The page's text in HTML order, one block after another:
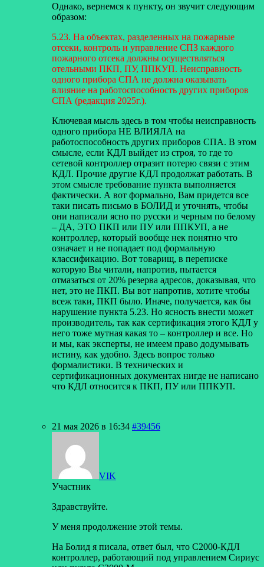
Однако, вернемся к пункту, он звучит следующим
образом:
5.23. На объектах, разделенных на пожарные
отсеки, контроль и управление СПЗ каждого
пожарного отсека должны осуществляться
отельными ПКП, ПУ, ППКУП. Неисправность
одного прибора СПА не должна оказывать
влияние на работоспособность других приборов
СПА (редакция 2025г.).
Ключевая мысль здесь в том чтобы неисправность
одного прибора НЕ ВЛИЯЛА на
работоспособность других приборов СПА. В этом
смысле, если КДЛ выйдет из строя, то где то
сетевой контроллер отразит потерю связи с этим
КДЛ. Прочие другие КДЛ продолжат работать. В
этом смысле требование пункта выполняется
фактически. А вот формально, Вам придется все
таки писать письмо в БОЛИД и уточнять, чтобы
они написали ясно по русски и черным по белому
– ДА, ЭТО ПКП или ПУ или ППКУП, а не
контроллер, который вообще нек понятно что
означает и не попадает под формальную
классификацию. Вот товарищ, в переписке
которую Вы читали, напротив, пытается
отмазаться от 20% резерва адресов, доказывая, что
нет, это не ПКП. Вы вот напротив, хотите чтобы
всеж таки, ПКП было. Иначе, получается, как бы
нарушение пункта 5.23. Но ясность внести может
производитель, так как сертификация этого КДЛ у
него тоже мутная какая то – контроллер и все. Но
и мы, как эксперты, не имеем право додумывать
истину, как удобно. Здесь вопрос только
формалистики. В технических и
сертификационных документах нигде не написано
что КДЛ относится к ПКП, ПУ или ППКУП.
21 мая 2026 в 16:34 #39456
VIK
Участник
Здравствуйте.
У меня продолжение этой темы.
На Болид я писала, ответ был, что С2000-КДЛ
контроллер, работающий под управлением Сириус